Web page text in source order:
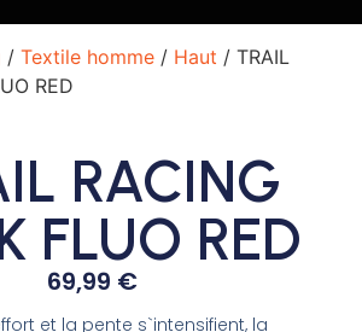
/ Textile homme/ Haut / TRAIL
RED
RACING
FLUO RED
69,99 €
et la pente s`intensifient, la